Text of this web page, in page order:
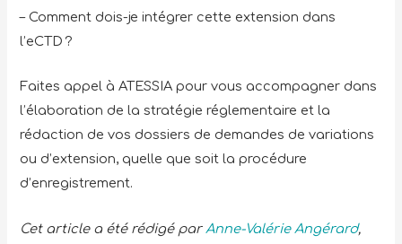
– Comment dois-je intégrer cette extension dans
l’eCTD ?
Faites appel à ATESSIA pour vous accompagner dans
l’élaboration de la stratégie réglementaire et la
rédaction de vos dossiers de demandes de variations
ou d’extension, quelle que soit la procédure
d’enregistrement.
Cet article a été rédigé par Anne-Valérie Angérard,